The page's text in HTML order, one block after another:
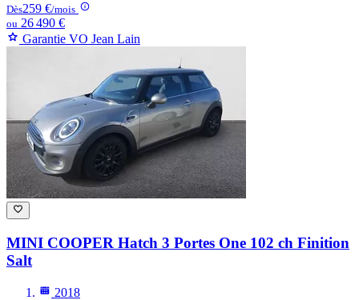
Dès259 €/mois
ou 26 490 €
Garantie VO Jean Lain
MINI COOPER Hatch 3 Portes One 102 ch Finition
Salt
2018